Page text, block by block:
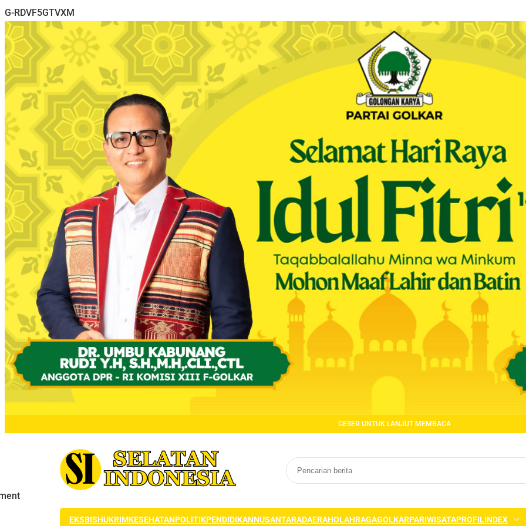
G-RDVF5GTVXM
GESER UNTUK LANJUT MEMBACA
EKSBISHUKRIMKESEHATANPOLITIKPENDIDIKANNUSANTARADAERAHOLAHRAGAGOLKARPARIWISATAPROFILINDEX